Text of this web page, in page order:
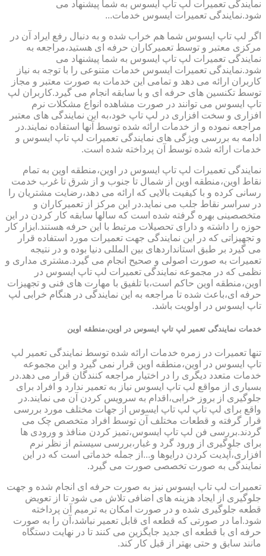
نمایندگی تعمیرات لپ تاپ ایسوس به شما پیشنهاد می
شود.نمایندگی تعمیرات ایسوس خدمات...
اگر لپ تاپ ایسوس شما هم خراب شده و به دنبال رفع ایراد آن در
مرکزی معتبر و توسط تعمیرکاران حرفه ای هستید،مراجعه به
نمایندگی تعمیرات لپ تاپ ایسوس به شما پیشنهاد می
شود.نمایندگی تعمیرات ایسوس خدمات متنوعی را با توجه به نیاز
کاربران ارائه می دهد و تمامی این خدمات به صورت معتبر و مجاز
توسط تکنسین های حرفه ای و با سابقه انجام می گیرد.کاربران لپ
تاپ ایسوس می توانند در صورت مشاهده انواع مشکلات نرم
افزاری و سخت افزاری در لپ تاپ خود،به این نمایندگی های معتبر
مراجعه نموده و از خدمات ارائه شده توسط آنها استفاده نمایند.در
ادامه به بررسی ویژگی های نمایندگی تعمیرات لپ تاپ ایسوس و
خدمات ارائه شده توسط آن پرداخته شده است.
نمایندگی تعمیرات لپ تاپ ایسوس در اوین،منطقه اوین به تمام
نقاط اوین،منطقه اوین از شمال تا جنوب و از شرق تا غرب خدمت
رسانی کرده و با کیفیت بالایی که ارائه می دهد،رضایت مشتریان را
در سراسر نقاط جلب می نماید.در این مرکز از تعمیرکاران و
متخصصینی بهره گرفته شده است که سالها سابقه کار کردن در این
حوزه را داشته و دارای تحصیلات مرتبط با این حرفه هستند.ابزار کار
و تجهیزاتی که در این نمایندگی جهت تعمیرات مورد استفاده قرار
می گیرد بر طبق استانداردهای بین المللی دنیا بوده و در نتیجه
تعمیرات به صورت اصولی و صحیح انجام می گیرد.مشتری مداری و
نظمی که در مجموعه نمایندگی تعمیرات لپ تاپ ایسوس در
اوین،منطقه اوین حاکم است،با تلفیق با مهارت های فنی و تجهیزات
حرفه ای،باعث شده تا مراجعه به این نمایندگی در هنگام خرابی لپ
تاپ ایسوس در اولویت باشد.
خدمات نمایندگی تعمیر لپ تاپ ایسوس در اوین،منطقه اوین
تنها تعمیرات در زمره خدمات ارائه شده توسط نمایندگی تعمیر لپ
تاپ ایسوس در اوین،منطقه اوین قرار نمی گیرد و این مجموعه
خدمات متعدد دیگری را در اختیار مراجعه کنندگان قرار می دهد.در
بسیاری از مواقع لپ تاپ ایسوس نیاز به تعمیر ندارد و افراد برای
جلوگیری از بروز خرابی،اقدام به سرویس کردن آن می نمایند.در
واقع برای لپ تاپ لپ تاپ ایسوس از جهات مختلف مورد بررسی
قرار گرفته و قطعات مختلف آن توسط افراد متخصص چک می
گردند.بررسی فن لپ تاپ ایسوس،تمیز کردن منافذ و ورودی ها
برای جلوگیری از ورود گرد و غبار،بررسی سیستم از نظر نرم
افزاری،آپدیت کردن درایوها و...از جمله خدماتی است که در این
نمایندگی به صورت تخصصی صورت می گیرد.
تعمیرات لپ تاپ ایسوس نیز به صورت حرفه ای انجام شده و جهت
جلوگیری از ایجاد هزینه های اضافی تلاش می شود تا از تعویض
قطعه جلوگیری شده و در صورت امکان به ترمیم آن پرداخته
شود.اما در صورتی که قطعه ای قابل تعمیر نباشد،آن را به صورت
حرفه ای با قطعه ای جدید جایگزین می کنند تا در نهایت دستگاه
مانند سابق و حتی بهتر از قبل کار کند.